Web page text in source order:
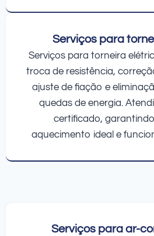
Serviços para
Serviços para torneira
troca de resistência,
ajuste de fiação e
quedas de energia.
certificado,
aquecimento ideal e
Serviços para ar-